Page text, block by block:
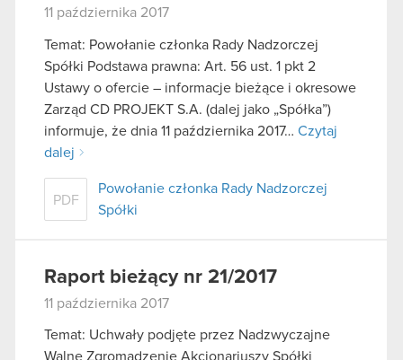
11 października 2017
Temat: Powołanie członka Rady Nadzorczej
Spółki Podstawa prawna: Art. 56 ust. 1 pkt 2
Ustawy o ofercie – informacje bieżące i okresowe
Zarząd CD PROJEKT S.A. (dalej jako „Spółka”)
informuje, że dnia 11 października 2017… Czytaj
dalej
PDF
Powołanie członka Rady Nadzorczej
Spółki
Raport bieżący nr 21/2017
11 października 2017
Temat: Uchwały podjęte przez Nadzwyczajne
Walne Zgromadzenie Akcjonariuszy Spółki